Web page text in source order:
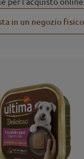
in un negozio fisico